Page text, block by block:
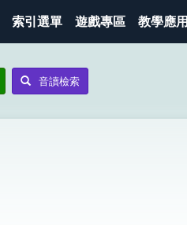
索引選單 遊戲專區 教學應用
音讀檢索